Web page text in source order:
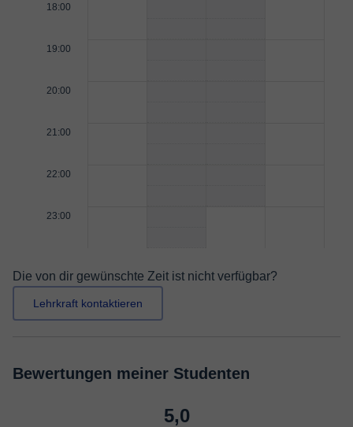
18:00
19:00
20:00
21:00
22:00
23:00
Die von dir gewünschte Zeit ist nicht verfügbar?
Lehrkraft kontaktieren
Bewertungen meiner Studenten
5,0